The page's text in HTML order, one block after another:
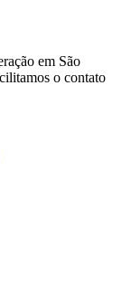
em São
o contato